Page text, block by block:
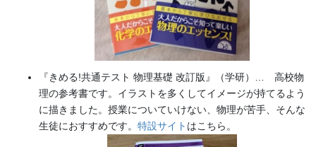
『きめる!共通テスト 物理基礎 改訂版』（学研）… 高校物
理の参考書です。イラストを多くしてイメージが持てるよう
に描きました。授業についていけない、物理が苦手、そんな
生徒におすすめです。 特設サイト はこちら。